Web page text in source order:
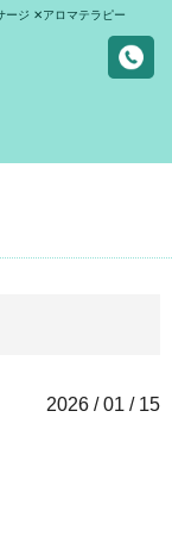
ージ ✕アロマテラピー
2026 / 01 / 15